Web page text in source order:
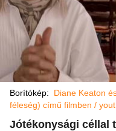
Borítókép: Diane Keaton
féleség) című filmben /
Jótékonysági céllal